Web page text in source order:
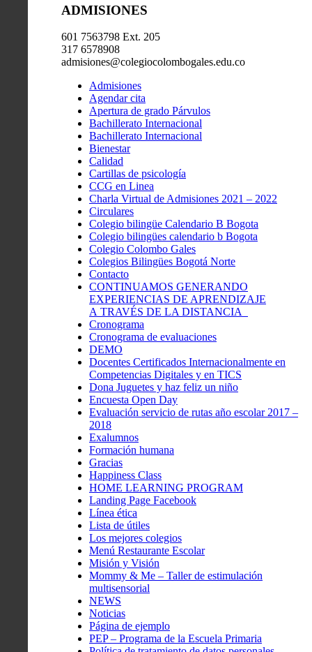
ADMISIONES
601 7563798 Ext. 205
317 6578908
admisiones@colegiocolombogales.edu.co
Admisiones
Agendar cita
Apertura de grado Párvulos
Bachillerato Internacional
Bachillerato Internacional
Bienestar
Calidad
Cartillas de psicología
CCG en Linea
Charla Virtual de Admisiones 2021 – 2022
Circulares
Colegio bilingüe Calendario B Bogota
Colegio bilingües calendario b Bogota
Colegio Colombo Gales
Colegios Bilingües Bogotá Norte
Contacto
CONTINUAMOS GENERANDO
EXPERIENCIAS DE APRENDIZAJE
A TRAVÉS DE LA DISTANCIA
Cronograma
Cronograma de evaluaciones
DEMO
Docentes Certificados Internacionalmente en
Competencias Digitales y en TICS
Dona Juguetes y haz feliz un niño
Encuesta Open Day
Evaluación servicio de rutas año escolar 2017 –
2018
Exalumnos
Formación humana
Gracias
Happiness Class
HOME LEARNING PROGRAM
Landing Page Facebook
Línea ética
Lista de útiles
Los mejores colegios
Menú Restaurante Escolar
Misión y Visión
Mommy & Me – Taller de estimulación
multisensorial
NEWS
Noticias
Página de ejemplo
PEP – Programa de la Escuela Primaria